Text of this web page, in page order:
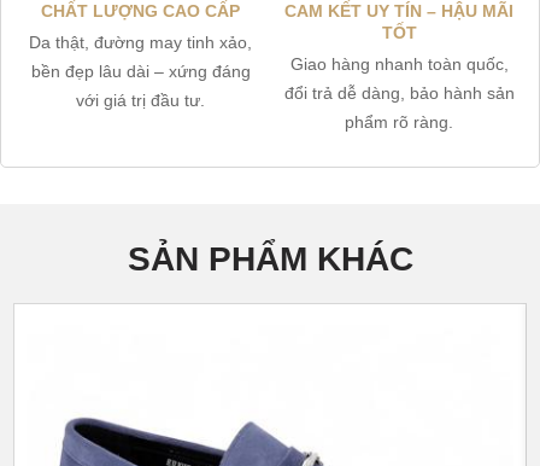
CHẤT LƯỢNG CAO CẤP
Da thật, đường may tinh xảo,
bền đẹp lâu dài – xứng đáng
với giá trị đầu tư.
CAM KẾT UY TÍN – HẬU MÃI
TỐT
Giao hàng nhanh toàn quốc,
đổi trả dễ dàng, bảo hành sản
phẩm rõ ràng.
SẢN PHẨM KHÁC